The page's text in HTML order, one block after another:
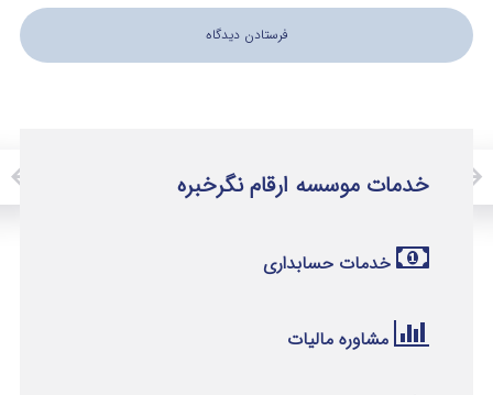
خدمات موسسه ارقام نگرخبره
خدمات حسابداری
مشاوره مالیات